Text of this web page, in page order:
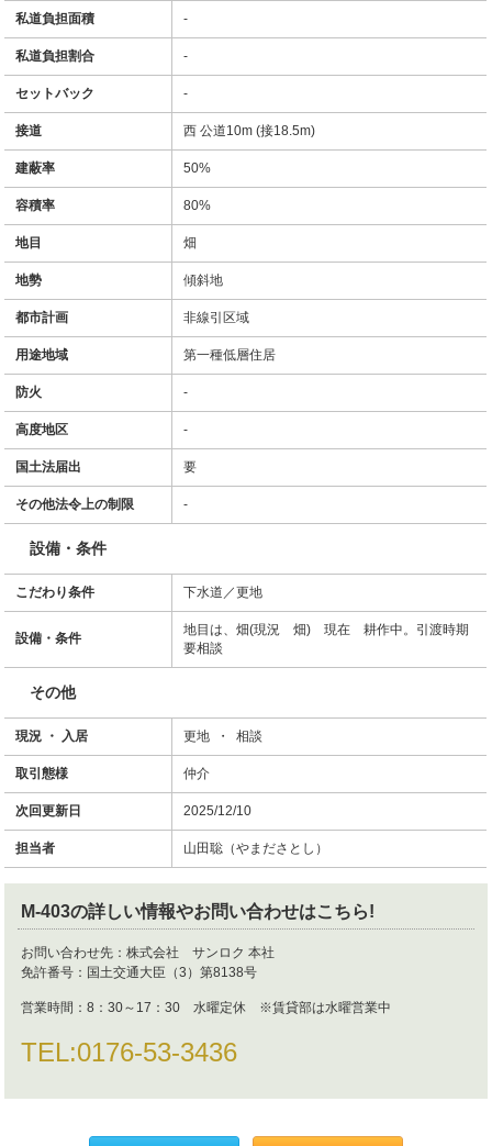
私道負担面積 -
私道負担割合 -
セットバック -
接道 西 公道10m (接18.5m)
建蔽率 50%
容積率 80%
地目 畑
地勢 傾斜地
都市計画 非線引区域
用途地域 第一種低層住居
防火 -
高度地区 -
国土法届出 要
その他法令上の制限 -
設備・条件
こだわり条件 下水道／更地
設備・条件
地目は、畑(現況 畑) 現在 耕作中。引渡時期
要相談
その他
現況 ・ 入居 更地 ・ 相談
取引態様 仲介
次回更新日 2025/12/10
担当者 山田聡（やまださとし）
M-403の詳しい情報やお問い合わせはこちら!
お問い合わせ先： 株式会社 サンロク 本社
免許番号： 国土交通大臣（3）第8138号
営業時間： 8：30～17：30 水曜定休 ※賃貸部は水曜営業中
TEL:0176-53-3436